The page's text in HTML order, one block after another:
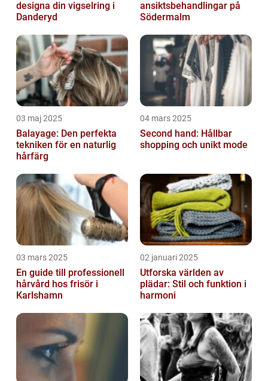
designa din vigselring i
Danderyd
ansiktsbehandlingar på
Södermalm
03 maj 2025
Balayage: Den perfekta
tekniken för en naturlig
hårfärg
04 mars 2025
Second hand: Hållbar
shopping och unikt mode
03 mars 2025
En guide till professionell
hårvård hos frisör i
Karlshamn
02 januari 2025
Utforska världen av
plädar: Stil och funktion i
harmoni